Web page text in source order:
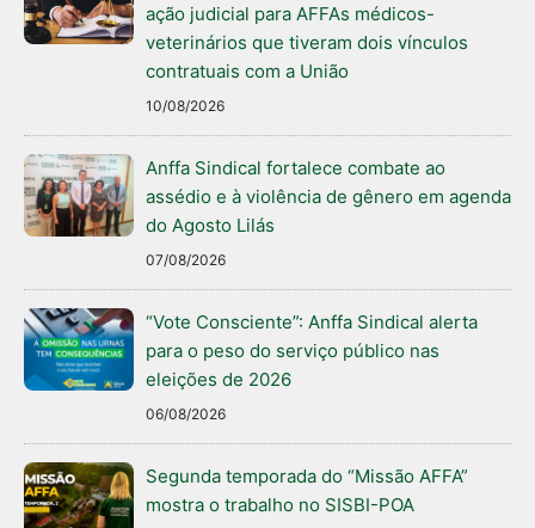
ação judicial para AFFAs médicos-
veterinários que tiveram dois vínculos
contratuais com a União
10/08/2026
Anffa Sindical fortalece combate ao
assédio e à violência de gênero em agenda
do Agosto Lilás
07/08/2026
“Vote Consciente”: Anffa Sindical alerta
para o peso do serviço público nas
eleições de 2026
06/08/2026
Segunda temporada do “Missão AFFA”
mostra o trabalho no SISBI-POA